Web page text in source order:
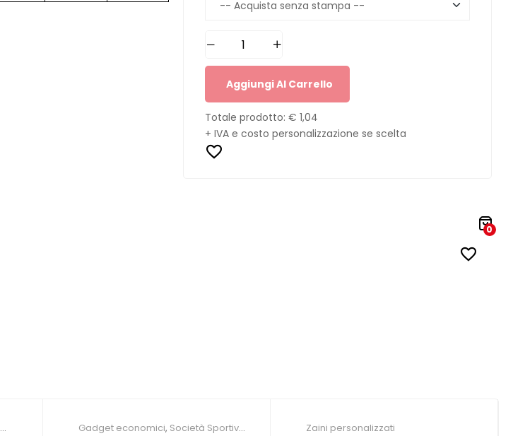
Aggiungi Al Carrello
Totale prodotto: € 1,04
+ IVA e costo personalizzazione se scelta
0
Gadget economici, Società Sportive Zaini personalizzati